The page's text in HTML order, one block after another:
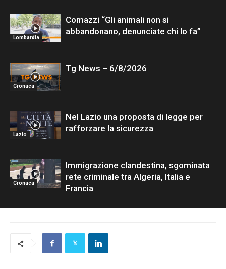
Lombardia
Comazzi “Gli animali non si
abbandonano, denunciate chi lo fa”
Cronaca
Tg News – 6/8/2026
Lazio
Nel Lazio una proposta di legge per
rafforzare la sicurezza
Cronaca
Immigrazione clandestina, sgominata
rete criminale tra Algeria, Italia e
Francia